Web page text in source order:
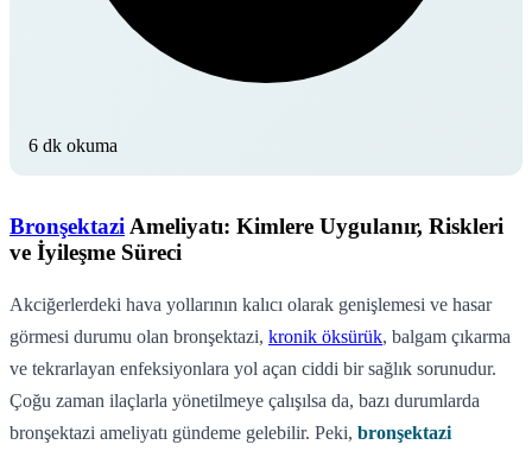
6 dk okuma
Bronşektazi Ameliyatı: Kimlere Uygulanır, Riskleri
ve İyileşme Süreci
Akciğerlerdeki hava yollarının kalıcı olarak genişlemesi ve hasar
görmesi durumu olan bronşektazi, kronik öksürük, balgam çıkarma
ve tekrarlayan enfeksiyonlara yol açan ciddi bir sağlık sorunudur.
Çoğu zaman ilaçlarla yönetilmeye çalışılsa da, bazı durumlarda
bronşektazi ameliyatı gündeme gelebilir. Peki, bronşektazi